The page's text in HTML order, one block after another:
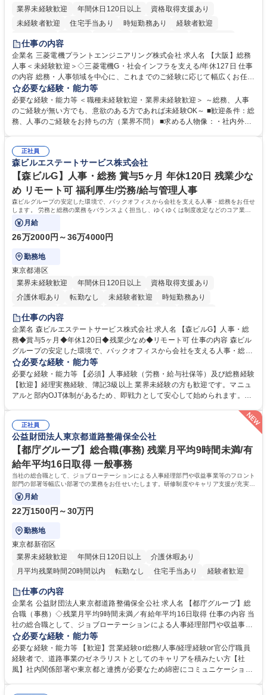
業界未経験歓迎
年間休日120日以上
資格取得支援あり
未経験者歓迎
住宅手当あり 時短勤務あり
経験者歓迎
退職金あり
駅近5分以内
土日祝休み 服装自由 寮・社宅あり 食事補助あり
仕事の内容
企業名 三菱電機プラントエンジニアリング株式会社 求人名 【大阪】総務
人事＜未経験歓迎＞◇三菱電機G・社会インフラを支える/年休127日 仕事
の内容 総務・人事領域を中心に、これまでのご経験に応じて幅広くお任せ
します。 ＜具体的には＞ ・総務/人事労務（給与・社保・勤怠管理など）
・採用・教育研修 ・福利厚生運用 など ※基本的には事務所勤務ですが、
採用や教育等の業務内容により、関西圏以外への日帰り・宿泊を伴う国内
出張もございます。 ※担当業務を持ちつつ、お互いに助け合いながら、総
必要な経験・能力等
必要な経験・能力等 ＜職種未経験歓迎・業界未経験歓迎＞ ～総務、人事
のご経験が無い方でも、意欲のある方であれば未経験OK～ ■歓迎条件：総
務、人事のご経験をお持ちの方（業界不問） ■求める人物像：・社内外の
正社員
森ビルエステートサービス株式会社
【森ビルG】人事・総務 賞与5ヶ月 年休120日 残業少な
め リモート可 福利厚生/労務/給与管理人事
森ビルグループの安定した環境で、バックオフィスから会社を支える人事・総務をお任せ
します。 労務と総務の業務をバランスよく担当し、ゆくゆくは制度改定などのコア業務
にも挑戦できる、やりがいある環境です。
月給
26万2000円～36万4000円
勤務地
東京都港区
業界未経験歓迎
年間休日120日以上
資格取得支援あり
介護休暇あり
転勤なし 未経験者歓迎
時短勤務あり
経験者歓迎
完全週休2日制
交通費支給 長期歓迎 駅近5分以内 土日祝休み
仕事の内容
企業名 森ビルエステートサービス株式会社 求人名 【森ビルG】人事・総
務◆賞与5ヶ月◆年休120日◆残業少なめ◆リモート可 仕事の内容 森ビル
グループの安定した環境で、バックオフィスから会社を支える人事・総務
をお任せします。 労務と総務の業務をバランスよく担当し、ゆくゆくは制
度改定などのコア業務にも挑戦できる、やりがいある環境です。 ■勤怠管
理、給与計算、社会保険手続き、年末調整等の労務管理全般 ■入退社手続
き、社内規定の改定や人事制度改定などのコア業務 ■社内イベントの企画
は部内のOJTを中心に、あなたの経験に合わせて不足している部分はいつ
でも質問・相談できる環境が整っているため、安心して成長できます。 募
集職種 【森ビルG】人事・総務◆賞与5ヶ月◆年休120日◆残業少なめ◆
リモート可
必要な経験・能力等
必要な経験・能力等 【必須】人事経験（労務・給与社保等）及び総務経験
【歓迎】経理実務経験、簿記3級以上 業界未経験の方も歓迎です。マニュ
アルと部内OJT体制があるため、即戦力として安心して始められます。
ます。定型業務に留まらず、社内規定や人事制度の改定など会社のコア業
務に挑戦できるため、自身の成長と組織への貢献度をダイレクトに実感で
きます。 残業少なめ、週1日リモート可など、ワークライフバランスを保
ち長期活躍できる環境です。 「これまでの幅広い経験を活かし、長期的な
キャリアを築きたい」という前向きな意欲と挑戦を全力で応援します。 学
歴・資格 学歴：大学院 大学 高専 短大 専修学校 高校 語学力： 資格：日商
簿記検定1級 日商簿記検定2級 日商簿記検定3級
正社員
公益財団法人東京都道路整備保全公社
【都庁グループ】総合職(事務) 残業月平均9時間未満/有
給年平均16日取得 一般事務
当社の総合職として、ジョブローテーションによる人事経理部門や収益事業等のフロント
部門の部署等幅広い部署での業務をお任せいたします。研修制度やキャリア支援が充実し
ております！ ※下記業務詳細
月給
22万1500円～30万円
勤務地
東京都新宿区
業界未経験歓迎
年間休日120日以上
介護休暇あり
月平均残業時間20時間以内
転勤なし 住宅手当あり
経験者歓迎
研修あり
退職金あり
駅近5分以内
資格取得手当あり 食事補助あり
仕事の内容
企業名 公益財団法人東京都道路整備保全公社 求人名 【都庁グループ】総
合職（事務）◇残業月平均9時間未満／有給年平均16日取得 仕事の内容 当
社の総合職として、ジョブローテーションによる人事経理部門や収益事業
等のフロント部門の部署等幅広い部署での業務をお任せいたします。研修
制度やキャリア支援が充実しております！ ※下記業務詳細 【業務詳細】■
管理部門：広報、人事、経理など当公社の運営に係る管理業務 ■収益部
門：駐車場の新規開拓、管理運営、新宿駅西口広場の「イベントコーナ
必要な経験・能力等
必要な経験・能力等 【歓迎】営業経験or総務/人事/経理経験or官公庁職員
経験者で、道路事業のゼネラリストとしてのキャリアを積みたい方【社
風】社内関係部署や東京都と連携が必要なため綿密にコミュニケーション